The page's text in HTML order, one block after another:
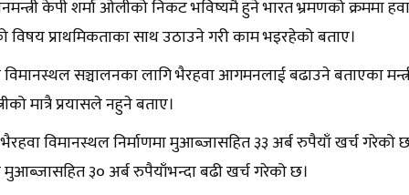
केपी शर्मा ओलीको निकट भविष्यमै हुने भारत भ्रमणको क्रममा
विषय प्राथमिकताका साथ उठाउने गरी काम भइरहेको बताए।
सञ्चालनका लागि भैरहवा आगमनलाई बढाउने बताएका
मात्रै प्रयासले नहुने बताए।
विमानस्थल निर्माणमा मुआब्जासहित ३३ अर्ब रुपैयाँ खर्च गरेको छ
मुआब्जासहित ३० अर्ब रुपैयाँभन्दा बढी खर्च गरेको छ।